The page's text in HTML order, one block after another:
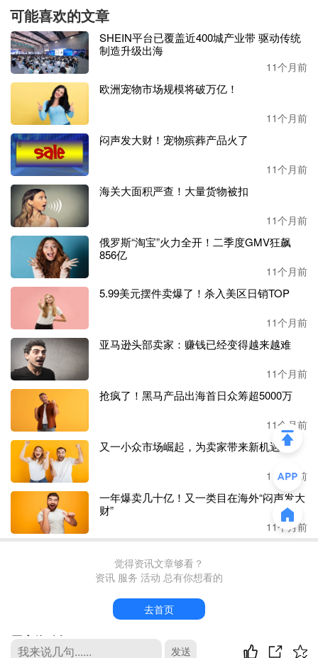
（速卖通“新品闪电推Agent”让三蹦子走进更多海外农场）
曾有AI从业者评价： 一定 诞生
在最脏最累的场景里。”
跨境电商的新品孵化就是这样一件事：琐碎、不确定、试错
成本高。过去靠运营每天盯数据、打广告、抢活动
划，现在，速卖通的新品闪电推
动化了。
据速卖通官方数据，自
品闪电推”孵化 人工运营翻
了一倍。更有商家反馈新品孵化 效率提升了一半，人力投入
近乎为零。
可能喜欢的文章
SHEIN平台已覆盖近400城产业带 驱动传统
制造升级出海
11个月前
欧洲宠物市场规模将破万亿！
11个月前
闷声发大财！宠物殡葬产品火了
11个月前
海关大面积严查！大量货物被扣
11个月前
俄罗斯“淘宝”火力全开！二季度GMV狂飙
856亿
11个月前
5.99美元摆件卖爆了！杀入美区日销TOP
11个月前
亚马逊头部卖家：赚钱已经变得越来越难
11个月前
抢疯了！黑马产品出海首日众筹超5000万
11个月前
又一小众市场崛起，为卖家带来新机遇！
11个月前
一年爆卖几十亿！又一类目在海外“闷声发大
财”
11个月前
觉得资讯文章够看？
资讯 服务 活动 总有你想看的
去首页
最新评论 发送